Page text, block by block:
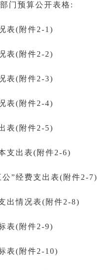
门预算公开表格:
表(附件2-1)
表(附件2-2)
表(附件2-3)
表(附件2-4)
表(附件2-5)
支出表(附件2-6)
”经费支出表(附件2-7)
出情况表(附件2-8)
表(附件2-9)
表(附件2-10)